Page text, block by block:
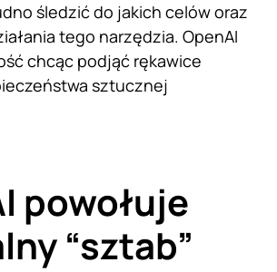
śledzić do jakich celów oraz
tego narzędzia. OpenAI
chcąc podjąć rękawice
sztucznej
powołuje
“sztab”